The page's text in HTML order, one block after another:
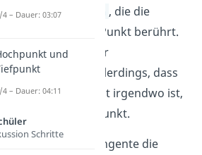
lineare Funktion , die die
f an einem Punkt berührt.
Besondere an der
ist allerdings, dass
Berührpunkt nicht irgendwo ist,
am Wendepunkt.
dass die Tangente die
4 – Dauer: 03:07
und
4 – Dauer: 04:11
Schritte